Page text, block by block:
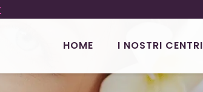
HOME I NOSTRI CENTRI